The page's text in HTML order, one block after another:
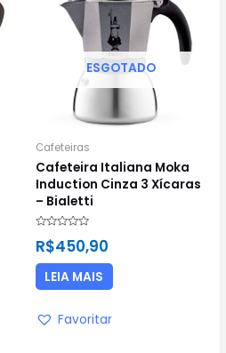
ESGOTADO
Cafeteiras
Cafeteira Italiana Moka
Induction Cinza 3 Xícaras
– Bialetti
0
5
R$450,90
LEIA MAIS
Favoritar